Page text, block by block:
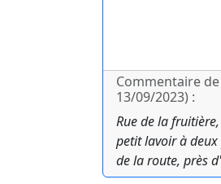
Commentaire
13/09/2023) :
Rue de la
petit lavoir à
de la route, près